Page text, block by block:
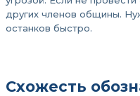
других членов общины.
останков быстро.
Схожесть